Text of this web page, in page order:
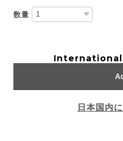
数量
日本国内